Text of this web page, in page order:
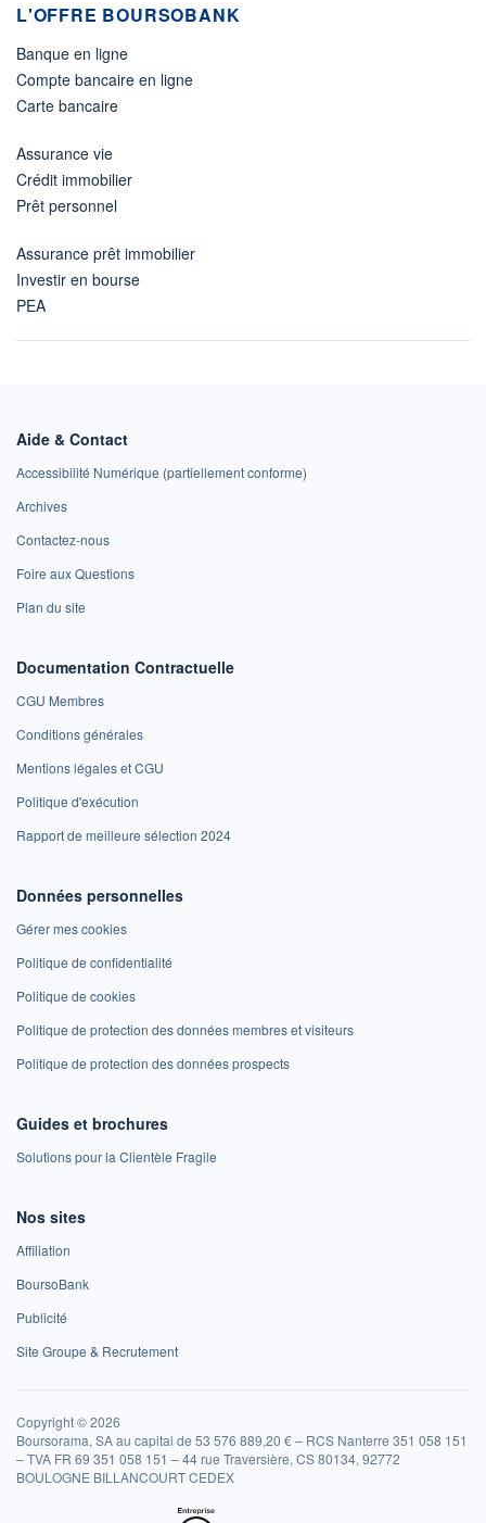
L'OFFRE BOURSOBANK
Banque en ligne
Compte bancaire en ligne
Carte bancaire
Assurance vie
Crédit immobilier
Prêt personnel
Assurance prêt immobilier
Investir en bourse
PEA
Aide & Contact
Accessibilité Numérique (partiellement conforme)
Archives
Contactez-nous
Foire aux Questions
Plan du site
Documentation Contractuelle
CGU Membres
Conditions générales
Mentions légales et CGU
Politique d'exécution
Rapport de meilleure sélection 2024
Données personnelles
Gérer mes cookies
Politique de confidentialité
Politique de cookies
Politique de protection des données membres et visiteurs
Politique de protection des données prospects
Guides et brochures
Solutions pour la Clientèle Fragile
Nos sites
Affiliation
BoursoBank
Publicité
Site Groupe & Recrutement
Copyright © 2026
Boursorama, SA au capital de 53 576 889,20 € – RCS Nanterre 351 058 151
– TVA FR 69 351 058 151 – 44 rue Traversière, CS 80134, 92772
BOULOGNE BILLANCOURT CEDEX